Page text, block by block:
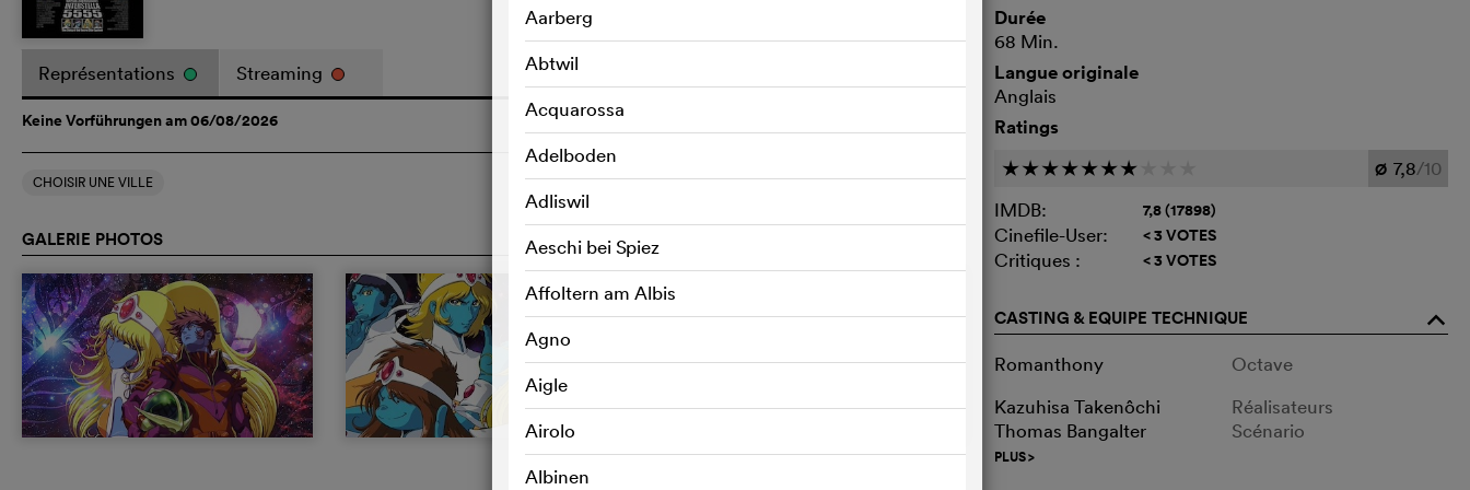
Représentations Streaming
Keine Vorführungen am 06/08/2026
CHOISIR UNE VILLE
Aarberg
Abtwil
Acquarossa
Adelboden
Adliswil
Aeschi bei Spiez
Affoltern am Albis
Agno
Aigle
Airolo
Albinen
GALERIE PHOTOS
Durée
68 Min.
Langue originale
Anglais
Ratings
c c c c c c c Ø 7,8/10
IMDB:
7,8 (17898)
Cinefile-User: < 3 VOTES
Critiques : < 3 VOTES
CASTING & EQUIPE TECHNIQUE o
Romanthony
Octave
Kazuhisa Takenôchi
Réalisateurs
Thomas Bangalter
Scénario
PLUS>